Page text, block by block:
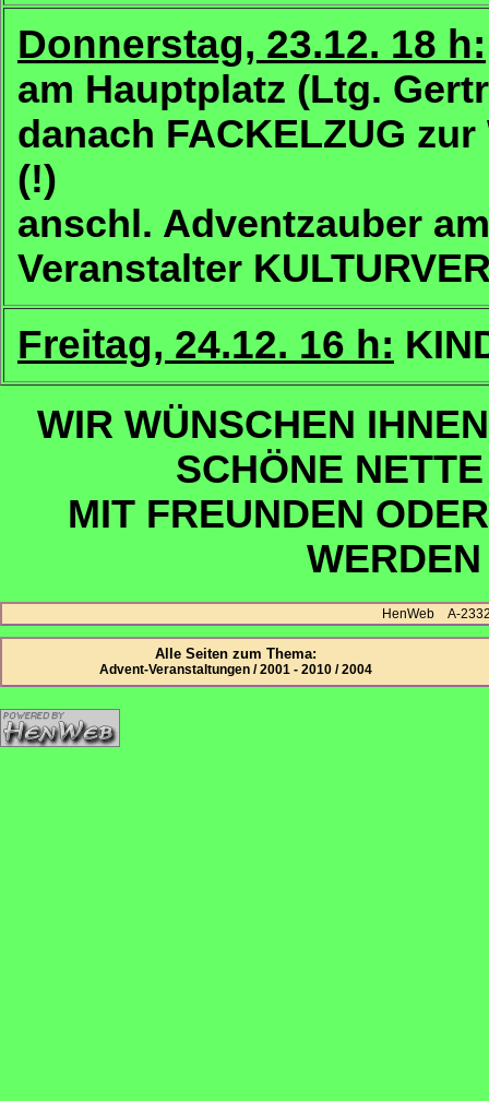
Donnerstag, 23.12. 18 h:
am Hauptplatz (Ltg.
danach FACKELZUG
(!)
anschl. Adventzauber
Veranstalter
Freitag, 24.12. 16 h:
WIR WÜNSCHEN
SCHÖNE
MIT FREUNDEN
HenWeb A-
Alle Seiten zum Thema:
Advent-Veranstaltungen / 2001 - 2010 / 2004